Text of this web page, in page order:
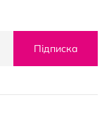
Підписка